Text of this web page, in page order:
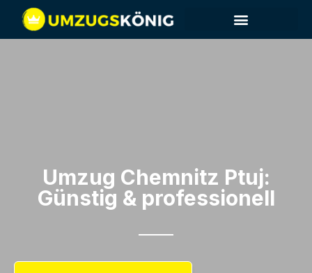
Umzug Chemnitz​ Ptuj:
Günstig & professionell​